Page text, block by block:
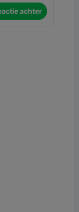
achter